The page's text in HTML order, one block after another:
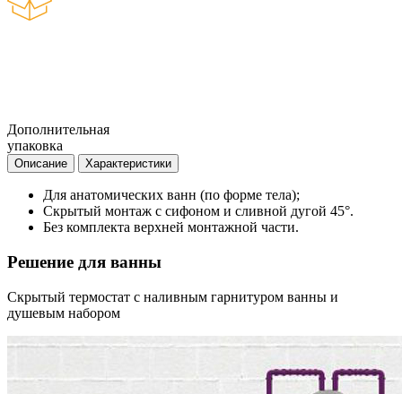
Дополнительная
упаковка
Описание Характеристики
Для анатомических ванн (по форме тела);
Скрытый монтаж с сифоном и сливной дугой 45°.
Без комплекта верхней монтажной части.
Решение для ванны
Скрытый термостат с наливным гарнитуром ванны и
душевым набором